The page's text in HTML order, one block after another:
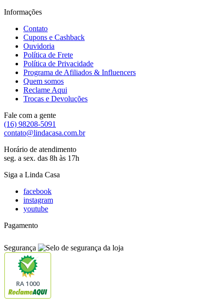
Informações
Contato
Cupons e Cashback
Ouvidoria
Política de Frete
Política de Privacidade
Programa de Afiliados & Influencers
Quem somos
Reclame Aqui
Trocas e Devoluções
Fale com a gente
(16) 98208-5091
contato@lindacasa.com.br
Horário de atendimento
seg. a sex. das 8h às 17h
Siga a Linda Casa
facebook
instagram
youtube
Pagamento
Segurança
RA 1000